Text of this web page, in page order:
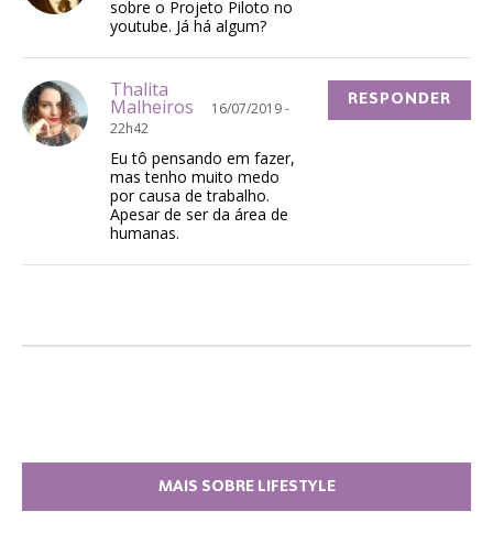
sobre o Projeto Piloto no
youtube. Já há algum?
Thalita
Malheiros
16/07/2019 -
22h42
Eu tô pensando em fazer,
mas tenho muito medo
por causa de trabalho.
Apesar de ser da área de
humanas.
RESPONDER
MAIS SOBRE LIFESTYLE